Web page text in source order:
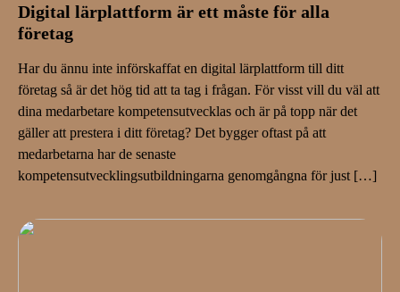
Digital lärplattform är ett måste för alla
företag
Har du ännu inte införskaffat en digital lärplattform till ditt
företag så är det hög tid att ta tag i frågan. För visst vill du väl att
dina medarbetare kompetensutvecklas och är på topp när det
gäller att prestera i ditt företag? Det bygger oftast på att
medarbetarna har de senaste
kompetensutvecklingsutbildningarna genomgångna för just […]